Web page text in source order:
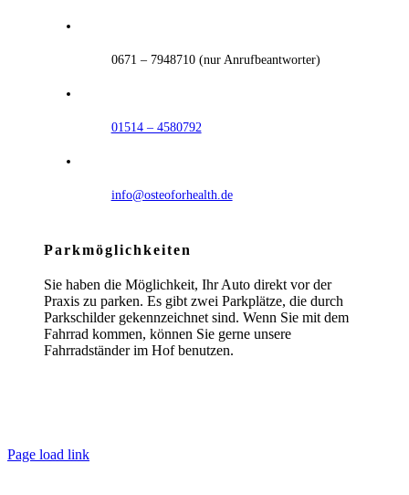
0671 – 7948710 (nur Anrufbeantworter)
01514 – 4580792
info@osteoforhealth.de
Parkmöglichkeiten
Sie haben die Möglichkeit, Ihr Auto direkt vor der
Praxis zu parken. Es gibt zwei Parkplätze, die durch
Parkschilder gekennzeichnet sind. Wenn Sie mit dem
Fahrrad kommen, können Sie gerne unsere
Fahrradständer im Hof benutzen.
Page load link